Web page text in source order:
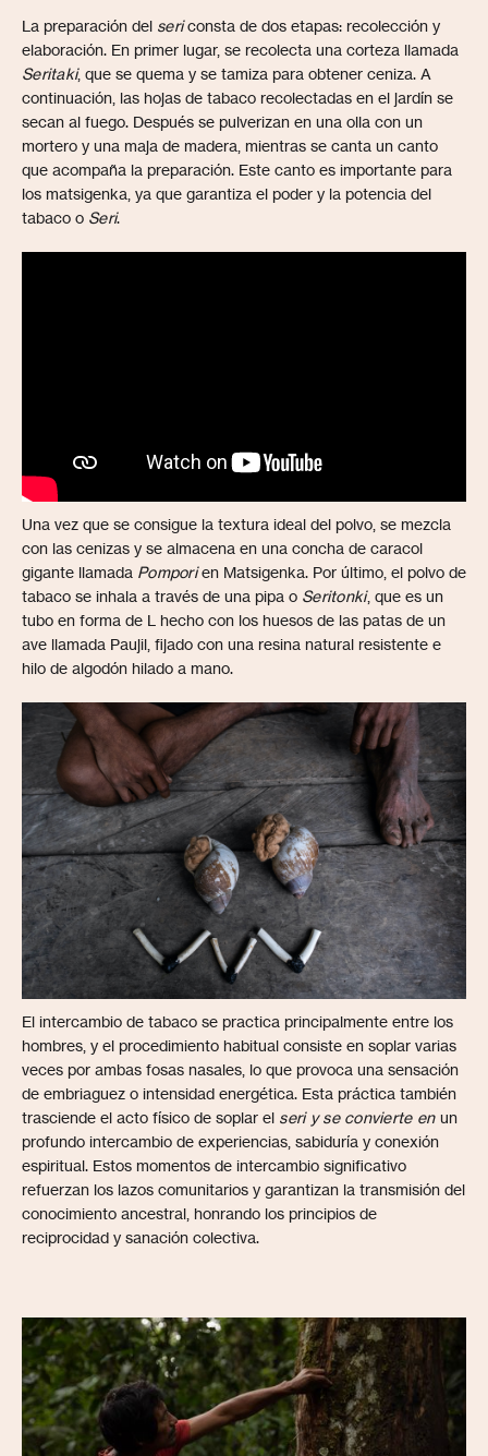
La preparación del sericonsta de dos etapas: recolección y
elaboración. En primer lugar, se recolecta una corteza llamada
Seritaki, que se quema y se tamiza para obtener ceniza. A
continuación, las hojas de tabaco recolectadas en el jardín se
secan al fuego. Después se pulverizan en una olla con un
mortero y una maja de madera, mientras se canta un canto
que acompaña la preparación. Este canto es importante para
los matsigenka, ya que garantiza el poder y la potencia del
tabaco o Seri.
Una vez que se consigue la textura ideal del polvo, se mezcla
con las cenizas y se almacena en una concha de caracol
gigante llamada Pomporien Matsigenka. Por último, el polvo de
tabaco se inhala a través de una pipa o Seritonki, que es un
tubo en forma de L hecho con los huesos de las patas de un
ave llamada Paujil, fijado con una resina natural resistente e
hilo de algodón hilado a mano.
El intercambio de tabaco se practica principalmente entre los
hombres, y el procedimiento habitual consiste en soplar varias
veces por ambas fosas nasales, lo que provoca una sensación
de embriaguez o intensidad energética. Esta práctica también
trasciende el acto físico de soplar el seri y se convierte en un
profundo intercambio de experiencias, sabiduría y conexión
espiritual. Estos momentos de intercambio significativo
refuerzan los lazos comunitarios y garantizan la transmisión del
conocimiento ancestral, honrando los principios de
reciprocidad y sanación colectiva.